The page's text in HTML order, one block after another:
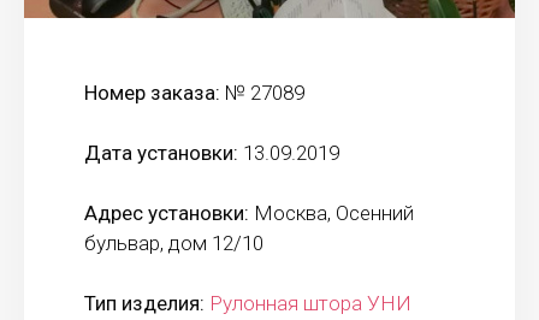
Номер заказа: № 27089
Дата установки: 13.09.2019
Адрес установки: Москва, Осенний
бульвар, дом 12/10
Тип изделия: Рулонная штора УНИ